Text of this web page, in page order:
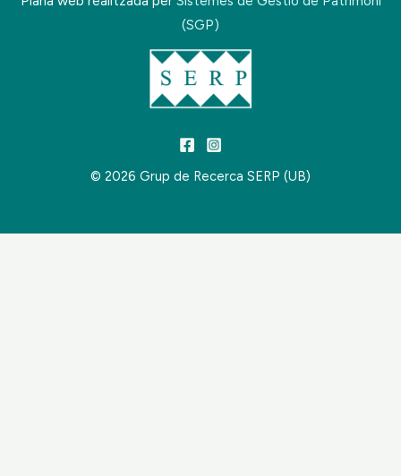
(SGP)
© 2026 Grup de Recerca SERP (UB)